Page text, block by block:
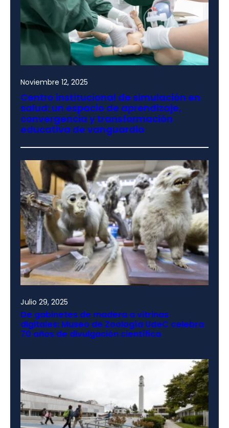
Noviembre 12, 2025
Centro institucional de simulación en
salud: un espacio de aprendizaje,
convergencia y transformación
educativa de vanguardia
Julio 29, 2025
De gabinetes de madera a vitrinas
digitales: Museo de Zoología UdeC celebra
70 años de divulgación científica